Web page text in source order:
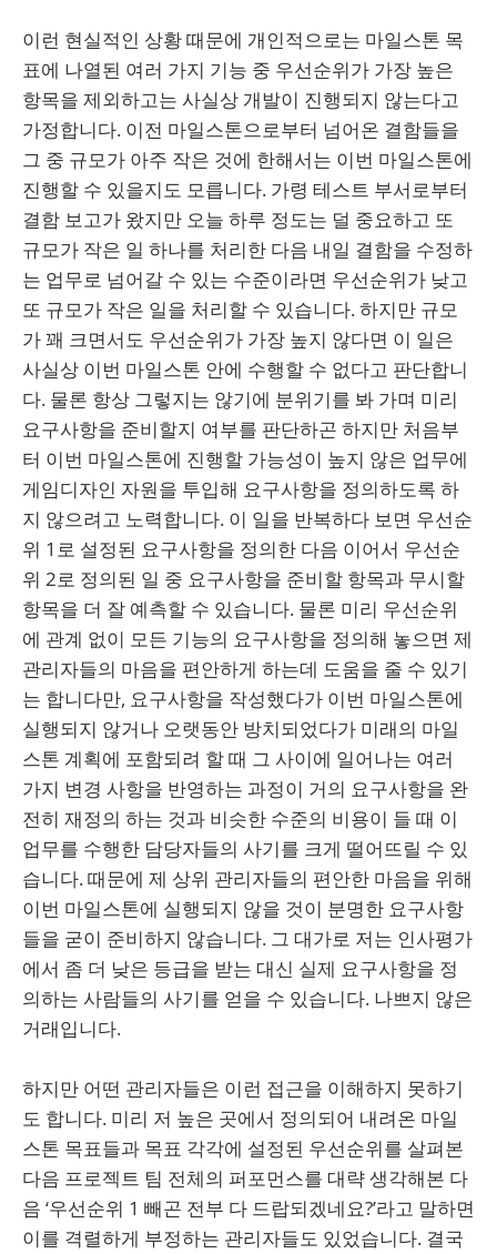
이런 현실적인 상황 때문에 개인적으로는 마일스톤 목
표에 나열된 여러 가지 기능 중 우선순위가 가장 높은
항목을 제외하고는 사실상 개발이 진행되지 않는다고
가정합니다. 이전 마일스톤으로부터 넘어온 결함들을
그 중 규모가 아주 작은 것에 한해서는 이번 마일스톤에
진행할 수 있을지도 모릅니다. 가령 테스트 부서로부터
결함 보고가 왔지만 오늘 하루 정도는 덜 중요하고 또
규모가 작은 일 하나를 처리한 다음 내일 결함을 수정하
는 업무로 넘어갈 수 있는 수준이라면 우선순위가 낮고
또 규모가 작은 일을 처리할 수 있습니다. 하지만 규모
가 꽤 크면서도 우선순위가 가장 높지 않다면 이 일은
사실상 이번 마일스톤 안에 수행할 수 없다고 판단합니
다. 물론 항상 그렇지는 않기에 분위기를 봐 가며 미리
요구사항을 준비할지 여부를 판단하곤 하지만 처음부
터 이번 마일스톤에 진행할 가능성이 높지 않은 업무에
게임디자인 자원을 투입해 요구사항을 정의하도록 하
지 않으려고 노력합니다. 이 일을 반복하다 보면 우선순
위 1로 설정된 요구사항을 정의한 다음 이어서 우선순
위 2로 정의된 일 중 요구사항을 준비할 항목과 무시할
항목을 더 잘 예측할 수 있습니다. 물론 미리 우선순위
에 관계 없이 모든 기능의 요구사항을 정의해 놓으면 제
관리자들의 마음을 편안하게 하는데 도움을 줄 수 있기
는 합니다만, 요구사항을 작성했다가 이번 마일스톤에
실행되지 않거나 오랫동안 방치되었다가 미래의 마일
스톤 계획에 포함되려 할 때 그 사이에 일어나는 여러
가지 변경 사항을 반영하는 과정이 거의 요구사항을 완
전히 재정의 하는 것과 비슷한 수준의 비용이 들 때 이
업무를 수행한 담당자들의 사기를 크게 떨어뜨릴 수 있
습니다. 때문에 제 상위 관리자들의 편안한 마음을 위해
이번 마일스톤에 실행되지 않을 것이 분명한 요구사항
들을 굳이 준비하지 않습니다. 그 대가로 저는 인사평가
에서 좀 더 낮은 등급을 받는 대신 실제 요구사항을 정
의하는 사람들의 사기를 얻을 수 있습니다. 나쁘지 않은
거래입니다.
하지만 어떤 관리자들은 이런 접근을 이해하지 못하기
도 합니다. 미리 저 높은 곳에서 정의되어 내려온 마일
스톤 목표들과 목표 각각에 설정된 우선순위를 살펴본
다음 프로젝트 팀 전체의 퍼포먼스를 대략 생각해본 다
음 ‘우선순위 1 빼곤 전부 다 드랍되겠네요?’라고 말하면
이를 격렬하게 부정하는 관리자들도 있었습니다. 결국